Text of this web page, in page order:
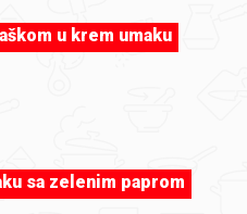
u čaši
u krem umaku
sa zelenim paprom